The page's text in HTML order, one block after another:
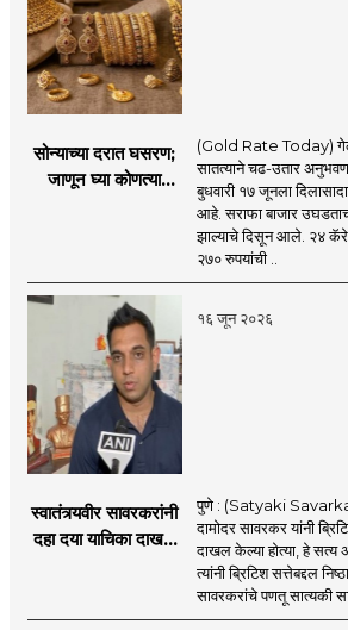
सोन्याच्या दरात घसरण;
जाणून घ्या कोणत्या
(Gold Rate Today)
सातत्याने चढ-उतार
बुधवारी १७ जूनला
आहे. सराफा बाजार
झाल्याचे दिसून आले. २४
२७० रुपयांची ..
१६ जून २०२६
स्वातंत्र्यवीर सावरकरांनी
दहा दया याचिका दाखल
निष्ठा व्यक्त केली नाही’!
पुणे : (Satyaki Savarkar)
दामोदर सावरकर यांनी
दाखल केल्या होत्या, हे सत्य
त्यांनी ब्रिटिश सत्तेबद्दल
सावरकरांचे पणतू सात्यकी